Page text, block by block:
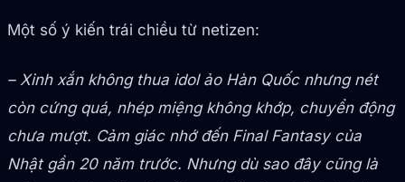
Một số ý kiến trái chiều từ netizen:
– Xinh xắn không thua idol ảo Hàn Quốc nhưng nét
còn cứng quá, nhép miệng không khớp, chuyển động
chưa mượt. Cảm giác nhớ đến Final Fantasy của
Nhật gần 20 năm trước. Nhưng dù sao đây cũng là